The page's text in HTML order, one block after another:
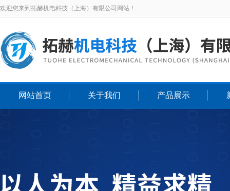
欢迎您来到拓赫机电科技（上海）有限公司网站！
网站首页 关于我们 产品展示